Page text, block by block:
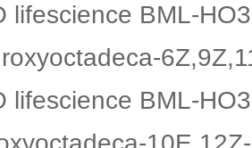
lifescience BML-
lifescience BML-